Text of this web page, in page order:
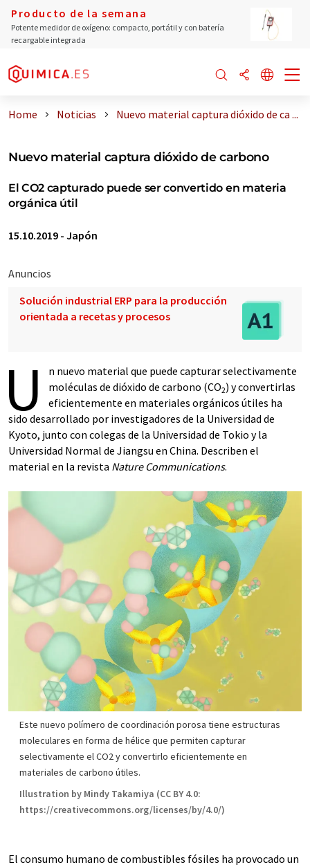
Producto de la semana
Potente medidor de oxígeno: compacto, portátil y con batería
recargable integrada
Home Noticias Nuevo material captura dióxido de ca ...
Nuevo material captura dióxido de carbono
El CO2 capturado puede ser convertido en materia
orgánica útil
15.10.2019 - Japón
Anuncios
Solución industrial ERP para la producción
orientada a recetas y procesos
U
n nuevo material que puede capturar selectivamente
moléculas de dióxido de carbono (CO2) y convertirlas
eficientemente en materiales orgánicos útiles ha
sido desarrollado por investigadores de la Universidad de
Kyoto, junto con colegas de la Universidad de Tokio y la
Universidad Normal de Jiangsu en China. Describen el
material en la revista Nature Communications.
Este nuevo polímero de coordinación porosa tiene estructuras
moleculares en forma de hélice que permiten capturar
selectivamente el CO2 y convertirlo eficientemente en
materiales de carbono útiles.
Illustration by Mindy Takamiya (CC BY 4.0:
https://creativecommons.org/licenses/by/4.0/)
El consumo humano de combustibles fósiles ha provocado un